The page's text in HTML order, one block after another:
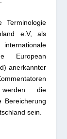
e.V, als
European
anerkannter
werden die
Bereicherung
sein.